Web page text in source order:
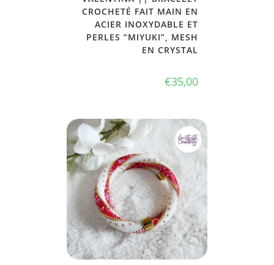
CROCHETÉ FAIT MAIN EN
ACIER INOXYDABLE ET
PERLES “MIYUKI”, MESH
EN CRYSTAL
€35,00